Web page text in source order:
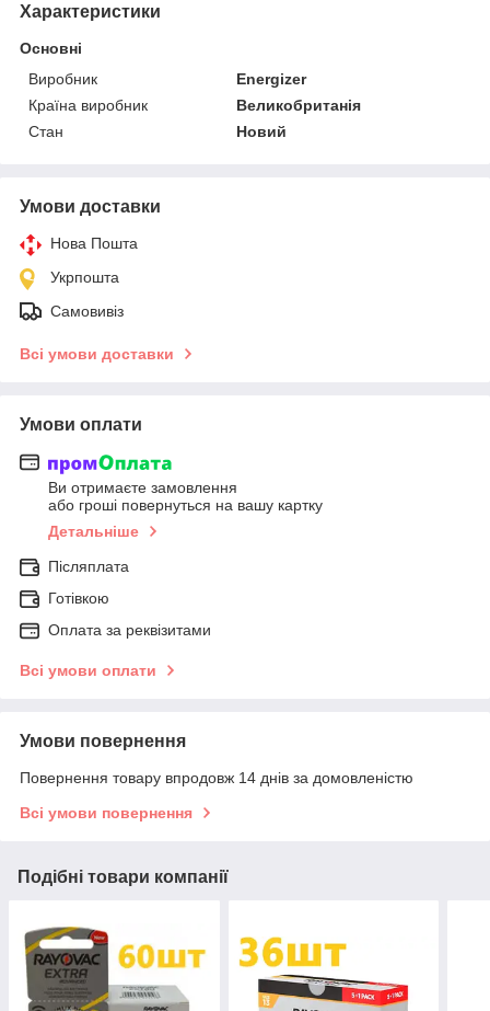
Характеристики
Основні
Виробник
Energizer
Країна виробник
Великобританія
Стан
Новий
Умови доставки
Нова Пошта
Укрпошта
Самовивіз
Всі умови доставки
Умови оплати
Ви отримаєте замовлення
або гроші повернуться на вашу картку
Детальніше
Післяплата
Готівкою
Оплата за реквізитами
Всі умови оплати
Умови повернення
Повернення товару впродовж 14 днів за домовленістю
Всі умови повернення
Подібні товари компанії